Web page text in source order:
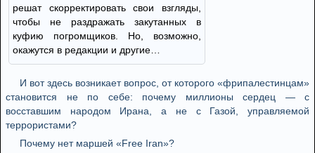
решат скорректировать свои взгляды,
чтобы не раздражать закутанных в
куфию погромщиков. Но, возможно,
окажутся в редакции и другие…
И вот здесь возникает вопрос, от которого «фрипалестинцам»
становится не по себе: почему миллионы сердец — с
восставшим народом Ирана, а не с Газой, управляемой
террористами?
Почему нет маршей «Free Iran»?